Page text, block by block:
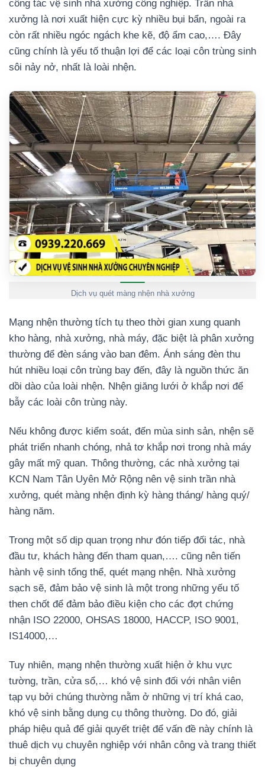
công tác vệ sinh nhà xưởng công nghiệp. Trần nhà
xưởng là nơi xuất hiện cực kỳ nhiều bụi bẩn, ngoài ra
còn rất nhiều ngóc ngách khe kẽ, độ ẩm cao,…. Đây
cũng chính là yếu tố thuận lợi để các loại côn trùng sinh
sôi nảy nở, nhất là loài nhện.
Dịch vụ quét màng nhện nhà xưởng
Mạng nhện thường tích tụ theo thời gian xung quanh
kho hàng, nhà xưởng, nhà máy, đặc biệt là phân xưởng
thường để đèn sáng vào ban đêm. Ánh sáng đèn thu
hút nhiều loại côn trùng bay đến, đây là nguồn thức ăn
dồi dào của loài nhện. Nhện giăng lưới ở khắp nơi để
bẫy các loài côn trùng này.
Nếu không được kiểm soát, đến mùa sinh sản, nhện sẽ
phát triển nhanh chóng, nhả tơ khắp nơi trong nhà máy
gây mất mỹ quan. Thông thường, các nhà xưởng tại
KCN Nam Tân Uyên Mở Rộng nên vệ sinh trần nhà
xưởng, quét màng nhện định kỳ hàng tháng/ hàng quý/
hàng năm.
Trong một số dịp quan trọng như đón tiếp đối tác, nhà
đầu tư, khách hàng đến tham quan,…. cũng nên tiến
hành vệ sinh tổng thể, quét mạng nhện. Nhà xưởng
sạch sẽ, đảm bảo vệ sinh là một trong những yếu tố
then chốt để đảm bảo điều kiện cho các đợt chứng
nhận ISO 22000, OHSAS 18000, HACCP, ISO 9001,
IS14000,…
Tuy nhiên, mạng nhện thường xuất hiện ở khu vực
tường, trần, cửa sổ,… khó vệ sinh đối với nhân viên
tạp vụ bởi chúng thường nằm ở những vị trí khá cao,
khó vệ sinh bằng dụng cụ thông thường. Do đó, giải
pháp hiệu quả để giải quyết triệt để vấn đề này chính là
thuê dịch vụ chuyên nghiệp với nhân công và trang thiết
bị chuyên dụng